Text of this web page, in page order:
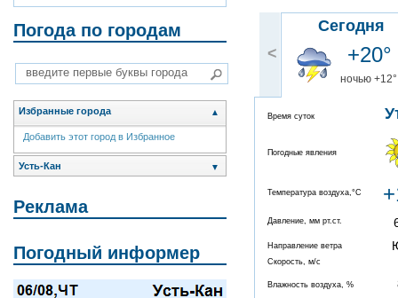
Погода по городам
Избранные города ▲
Добавить этот город в Избранное
Усть-Кан ▼
Реклама
Погодный информер
<
Сегодня
+20°
ночью +12°
Время суток
Погодные явления
Температура воздуха,°C
Давление, мм рт.ст.
Направление ветра
Скорость, м/с
Влажность воздуха, %